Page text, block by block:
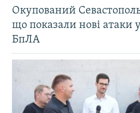
Окупований
що показали нові атаки
БпЛА